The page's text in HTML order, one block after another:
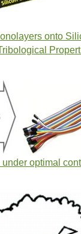
onto
optimal